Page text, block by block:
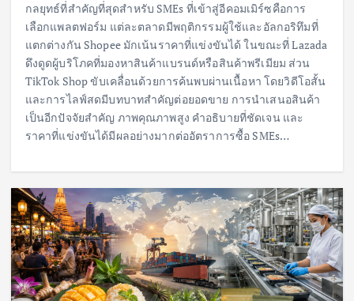
กลยุทธ์ที่สำคัญที่สุดสำหรับ SMEs ที่เข้าสู่อีคอมเมิร์ซคือการ
เลือกแพลตฟอร์ม แต่ละตลาดมีพฤติกรรมผู้ใช้และอัลกอริทึมที่
แตกต่างกัน Shopee มักเน้นราคาที่แข่งขันได้ ในขณะที่ Lazada
ดึงดูดผู้บริโภคที่มองหาสินค้าแบรนด์หรือสินค้าพรีเมียม ส่วน
TikTok Shop ขับเคลื่อนด้วยการค้นพบผ่านเนื้อหา โดยวิดีโอสั้น
และการไลฟ์สดมีบทบาทสำคัญต่อยอดขาย การนำเสนอสินค้า
เป็นอีกปัจจัยสำคัญ ภาพคุณภาพสูง คำอธิบายที่ชัดเจน และ
ราคาที่แข่งขันได้มีผลอย่างมากต่ออัตราการซื้อ SMEs…